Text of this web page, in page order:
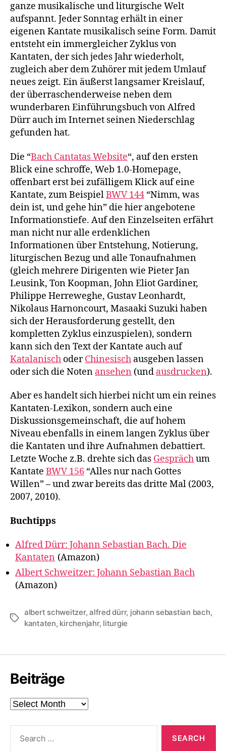
ganze musikalische und liturgische Welt
aufspannt. Jeder Sonntag erhält in einer
eigenen Kantate musikalisch seine Form. Damit
entsteht ein immergleicher Zyklus von
Kantaten, der sich jedes Jahr wiederholt,
zugleich aber dem Zuhörer mit jedem Umlauf
neues zeigt. Ein äußerst langsamer Kreislauf,
der überraschenderweise neben dem
wunderbaren Einführungsbuch von Alfred
Dürr auch im Internet seinen Niederschlag
gefunden hat.
Die “Bach Cantatas Website“, auf den ersten
Blick eine schroffe, Web 1.0-Homepage,
offenbart erst bei zufälligem Klick auf eine
Kantate, zum BeispielBWV 144 “Nimm, was
dein ist, und gehe hin” die hier angebotene
Informationstiefe. Auf den Einzelseiten erfährt
man nicht nur alle erdenklichen
Informationen über Entstehung, Notierung,
liturgischen Bezug und alle Tonaufnahmen
(gleich mehrere Dirigenten wie Pieter Jan
Leusink, Ton Koopman, John Eliot Gardiner,
Philippe Herreweghe, Gustav Leonhardt,
Nikolaus Harnoncourt, Masaaki Suzuki haben
sich der Herausforderung gestellt, den
kompletten Zyklus einzuspielen), sondern
kann sich den Text der Kantate auch auf
Katalanisch oderChinesisch ausgeben lassen
oder sich die Noten ansehen (und ausdrucken).
Aber es handelt sich hierbei nicht um ein reines
Kantaten-Lexikon, sondern auch eine
Diskussionsgemeinschaft, die auf hohem
Niveau ebenfalls in einem langen Zyklus über
die Kantaten und ihre Aufnahmen debattiert.
Letzte Woche z.B. drehte sich das Gesprächum
Kantate BWV 156 “Alles nur nach Gottes
Willen” – und zwar bereits das dritte Mal (2003,
2007, 2010).
Buchtipps
Alfred Dürr: Johann Sebastian Bach. Die
Kantaten (Amazon)
Albert Schweitzer: Johann Sebastian Bach
(Amazon)
Tags
albert schweitzer,alfred dürr, johann sebastian bach,
kantaten, kirchenjahr, liturgie
Beiträge
Beiträge